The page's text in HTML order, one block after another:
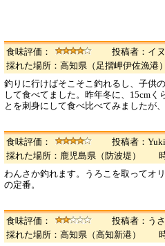
食味評価：
投稿者：イ
採れた場所：高知県（足摺岬伊佐
釣りに行けばそこそこ釣れるし、子供
して食べてました。昨年冬に、15cm
とを刺身にして食べ比べてみましたが
食味評価：
投稿者：Yuki
採れた場所：鹿児島県（防波堤）
わんさか釣れます。うろこを取ってオ
の定番。
食味評価：
投稿者：う
採れた場所：高知県（高知新港）